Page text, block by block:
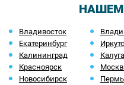
НАШЕМ
Владивосток
Екатеринбург
Калининград
Калуга
Красноярск
Новосибирск
Пермь